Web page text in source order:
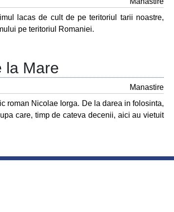
lacas de cult de pe teritoriul tarii noastre,
pe teritoriul Romaniei.
la Mare
Manastire
roman Nicolae Iorga. De la darea in folosinta,
care, timp de cateva decenii, aici au vietuit